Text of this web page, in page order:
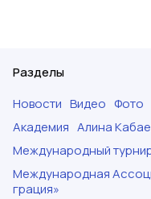
Разделы
Новости Видео Фото
Академия Алина
Международный
Международная
грация»